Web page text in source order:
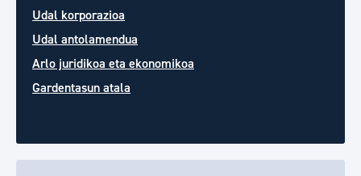
Udal korporazioa
Udal antolamendua
Arlo juridikoa eta ekonomikoa
Gardentasun atala